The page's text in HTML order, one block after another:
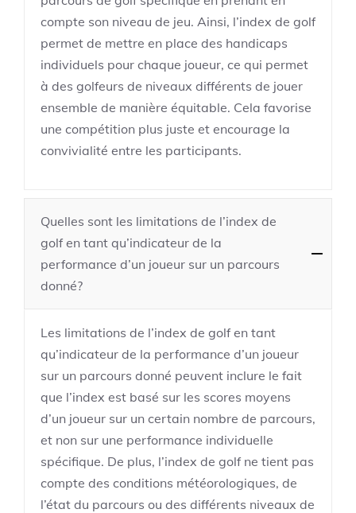
compte son niveau de jeu. Ainsi, l’index de golf
permet de mettre en place des handicaps
individuels pour chaque joueur, ce qui permet
à des golfeurs de niveaux différents de jouer
ensemble de manière équitable. Cela favorise
une compétition plus juste et encourage la
convivialité entre les participants.
Quelles sont les limitations de l’index de
golf en tant qu’indicateur de la
performance d’un joueur sur un parcours
donné?
Les limitations de l’index de golf en tant
qu’indicateur de la performance d’un joueur
sur un parcours donné peuvent inclure le fait
que l’index est basé sur les scores moyens
d’un joueur sur un certain nombre de parcours,
et non sur une performance individuelle
spécifique. De plus, l’index de golf ne tient pas
compte des conditions météorologiques, de
l’état du parcours ou des différents niveaux de